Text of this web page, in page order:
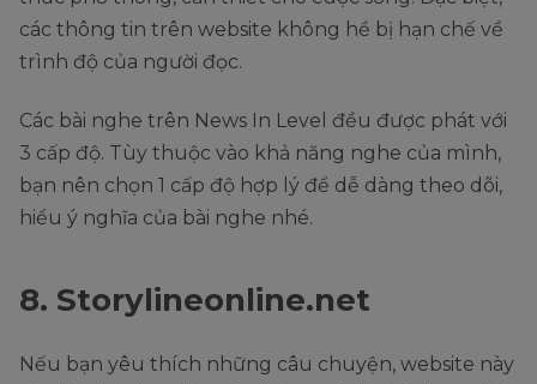
các thông tin trên website không hề bị hạn chế về
trình độ của người đọc.
Các bài nghe trên News In Level đều được phát với
3 cấp độ. Tùy thuộc vào khả năng nghe của mình,
bạn nên chọn 1 cấp độ hợp lý để dễ dàng theo dõi,
hiểu ý nghĩa của bài nghe nhé.
8. Storylineonline.net
Nếu bạn yêu thích những câu chuyện, website này